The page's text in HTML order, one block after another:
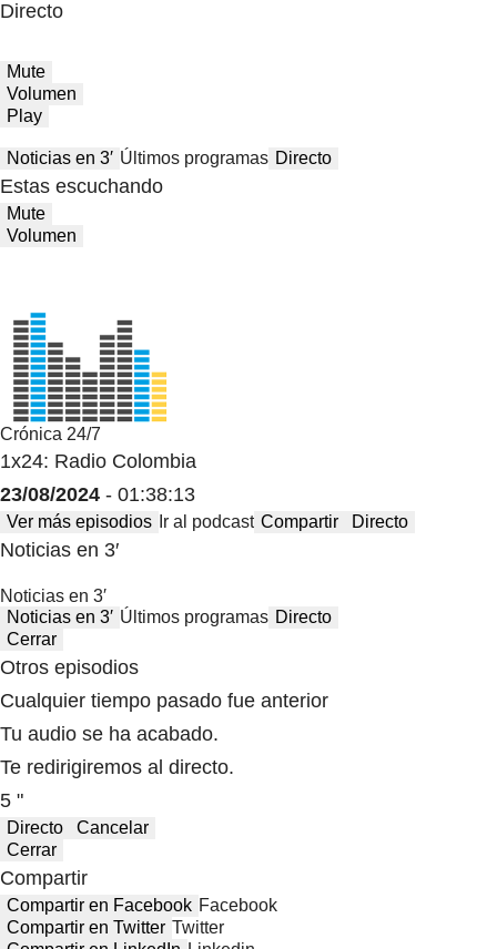
Directo
Mute
Volumen
Play
Noticias en 3′ Últimos programas Directo
Estas escuchando
Mute
Volumen
Crónica 24/7
1x24: Radio Colombia
23/08/2024 - 01:38:13
Ver más episodios Ir al podcast Compartir Directo
Noticias en 3′
Noticias en 3′
Noticias en 3′ Últimos programas Directo
Cerrar
Otros episodios
Cualquier tiempo pasado fue anterior
Tu audio se ha acabado.
Te redirigiremos al directo.
5 "
Directo
Cancelar
Cerrar
Compartir
Compartir en Facebook Facebook
Compartir en Twitter Twitter